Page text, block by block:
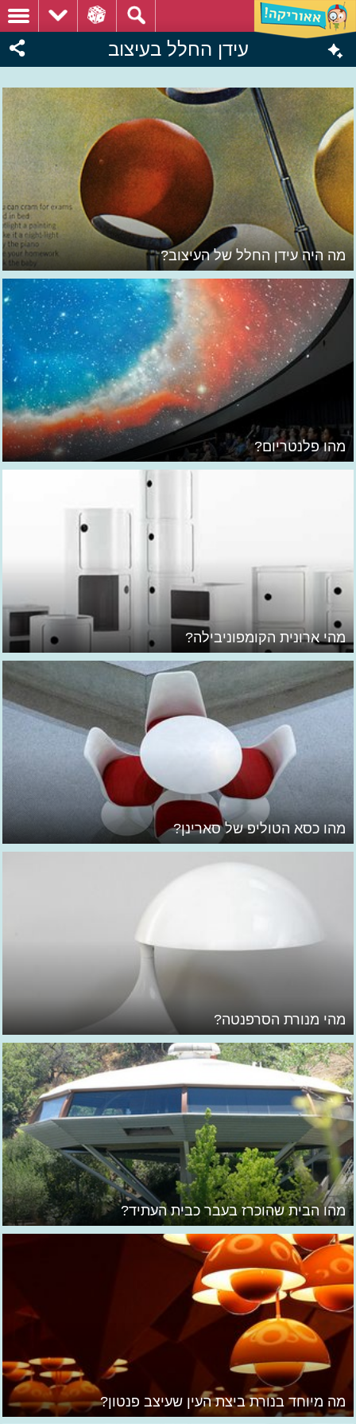
עידן החלל בעיצוב
מה היה עידן החלל של העיצוב?
מהו פלנטריום?
מהי ארונית הקומפוניבילה?
מהו כסא הטוליפ של סארינן?
מהי מנורת הסרפנטה?
מהו הבית שהוכרז בעבר כבית העתיד?
מה מיוחד בנורת ביצת העין שעיצב פנטון?